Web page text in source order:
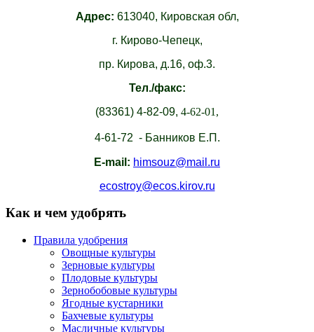
Адрес: 613040, Кировская обл,
г. Кирово-Чепецк,
пр. Кирова, д.16, оф.3.
Тел./факс:
(83361) 4-82-09, 4-62-01,
4-61-72 - Банников Е.П.
E-mail: himsouz@mail.ru
ecostroy@ecos.kirov.ru
Как и чем удобрять
Правила удобрения
Овощные культуры
Зерновые культуры
Плодовые культуры
Зернобобовые культуры
Ягодные кустарники
Бахчевые культуры
Масличные культуры